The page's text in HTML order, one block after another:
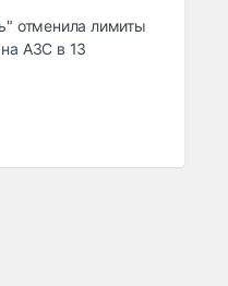
отменила лимиты
АЗС в 13